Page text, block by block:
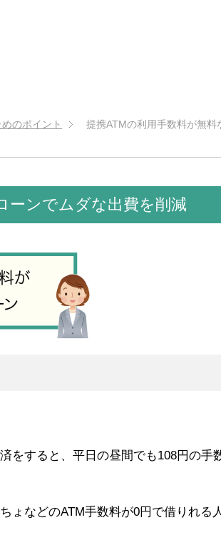
のポイント 提携ATMの利用手数料が無
ーンでムダな出費を削減
をすると、平日の昼間でも108円の手
ょなどのATM手数料が0円で借りれる